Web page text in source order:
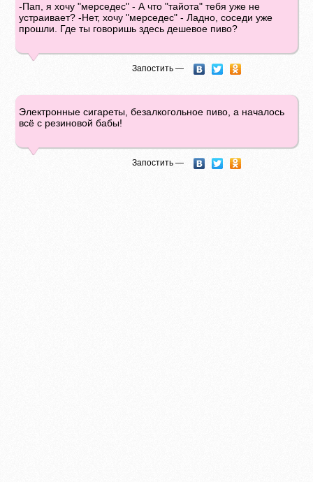
-Пап, я хочу "мерседес" - А что "тайота" тебя уже не
устраивает? -Нет, хочу "мерседес" - Ладно, соседи уже
прошли. Где ты говоришь здесь дешевое пиво?
Запостить —
Электронные сигареты, безалкогольное пиво, а началось
всё с резиновой бабы!
Запостить —